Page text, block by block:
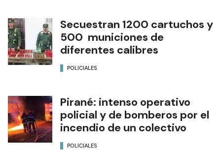
Secuestran 1200 cartuchos y
500 municiones de
diferentes calibres
POLICIALES
Pirané: intenso operativo
policial y de bomberos por el
incendio de un colectivo
POLICIALES